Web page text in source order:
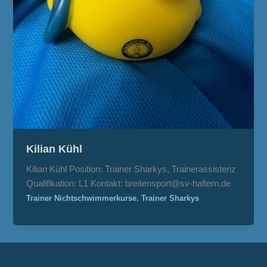
Kilian Kühl
Kilian Kühl Position: Trainer Sharkys, Trainerassistenz
Qualifikation: L1 Kontakt: breitensport@sv-haltern.de
Trainer Nichtschwimmerkurse,Trainer Sharkys